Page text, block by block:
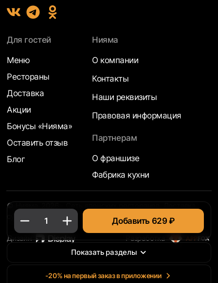
1 Добавить 629 ₽
Показать разделы
-20% на первый заказ в приложении
Для гостей
Меню
Рестораны
Доставка
Акции
Бонусы «Нияма»
Оставить отзыв
Блог
Нияма
О компании
Контакты
Наши реквизиты
Правовая информация
Партнерам
О франшизе
Фабрика кухни
© Нияма, 2026 - Сеть японских ресторанов. Доставка
суши на дом
Дизайн Разработка